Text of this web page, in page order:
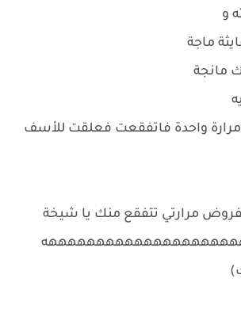
و
ماجة
مانجة
مرارة واحدة فاتفقعت فعلقت للأسف
مرارتي تتفقع منك يا شيخة